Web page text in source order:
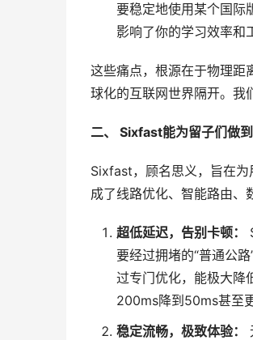
要稳定地使用某个国际
影响了你的学习效率和
这些痛点，根源在于物理距
球化的互联网世界隔开。我
二、 Sixfast能为留子们做到
Sixfast，顾名思义，旨在为
成了线路优化、智能路由、
超低延迟，告别卡顿：
要经过拥堵的“普通公
过专门优化，能极大降
200ms降到50ms甚至
稳定流畅，极致体验：